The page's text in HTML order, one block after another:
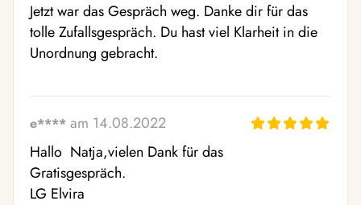
Jetzt war das Gespräch weg. Danke dir für das
tolle Zufallsgespräch. Du hast viel Klarheit in die
Unordnung gebracht.
e**** am 14.08.2022
Hallo  Natja,vielen Dank für das
Gratisgespräch.
LG Elvira